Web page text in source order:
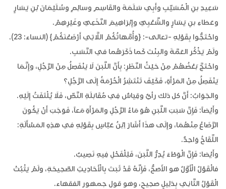
سَعِيدِ بنِ الْمُسَيِّبِ وأَبِي سَلَمَةَ والقَاسِمِ وسالِمٍ وسُلَيْمَانَ بْنِ يَسَارٍ
وعَطَاءِ بنِ يَسَارٍ والشَّعْبِيِّ وإِبْرَاهِيمَ النَّخَعِيِّ وغَيْرِهِمْ.
واحْتَجُّوا بِقَوْلِهِ -تعالى-: {وَأُمَّهَاتُكُمْ اللَّاتِي أَرْضَعْنَكُمْ} (النساء: 23).
ولَمْ يَذْكُر العَمَّةَ والبِنْتَ كَما ذَكَرَهُما في النَّسَبِ.
واحْتَجَّ بَعْضُهُمْ مِنْ حَيْثُ النَّظَرِ: بِأَنَّ اللَّبَنَ لَا يَنْفَصِلُ مِنْ الرَّجُلِ، وإِنَّمَا
يَنْفَصِلُ مِنْ المَرْأَةِ، فَكَيْفَ تَنْتَشِرُ الْحُرْمَةُ إِلَى الرَّجُلِ؟
والجَوَابُ: أَنَّ كل ذلك رأيٌ وقِيَاسٌ فِي مُقَابَلَةِ النَّصِّ، فَلَا يُلْتَفَتُ إِلَيْهِ.
وأَيْضاً: فَإِنَّ سَبَبَ اللَّبَنِ هُوَ مَاءُ الرَّجُلِ والمَرْأَةِ مَعاً، فَوَجَبَ أَنْ يَكُونَ
الرَّضَاعُ مِنْهُمَا، وإِلَى هذَا أَشَارَ اِبْنُ عَبَّاسٍ بِقَوْلِهِ في هَذِهِ المَسْأَلَةِ:
اللِّقَاحُ وَاحِدٌ.
وأَيْضا: فَإِنَّ الْوَطْءَ يُدِرُّ اللَّبَنَ، فَلِلْفَحْلِ فِيهِ نَصِيبٌ.
فالْقَوْلُ الْأَوَّلُ هو الأَصَحُّ، ‏فَإِنَّهُ قَدْ ثَبَتَ بِالْأَحَادِيثِ الصَّحِيحَةِ، ولَمْ يَثْبُتْ
الْقَوْلُ الثَّانِي بِدَلِيلٍ صَحِيحٍ، وهو قول جمهور الفقهاء.